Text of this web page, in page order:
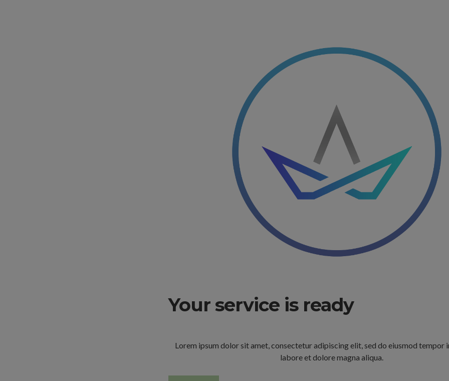
Your service is ready
Lorem ipsum dolor sit amet, consectetur adipiscing elit, sed do eiusmod tempor
labore et dolore magna aliqua.